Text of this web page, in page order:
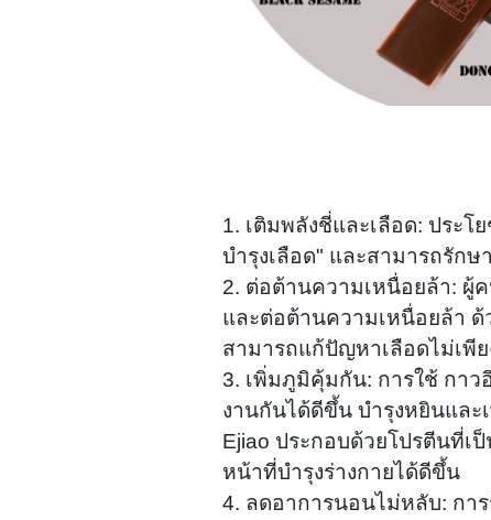
1. เติมพลังชี่และเลือด: ประ
บำรุงเลือด" และสามารถรักษ
2. ต่อต้านความเหนื่อยล้า: ผู้
และต่อต้านความเหนื่อยล้า ด้
สามารถแก้ปัญหาเลือดไม่เพี
3. เพิ่มภูมิคุ้มกัน: การใช้ กาว
งานกันได้ดีขึ้น บำรุงหยินและ
Ejiao ประกอบด้วยโปรตีนที่เ
หน้าที่บำรุงร่างกายได้ดีขึ้น
4. ลดอาการนอนไม่หลับ: การ